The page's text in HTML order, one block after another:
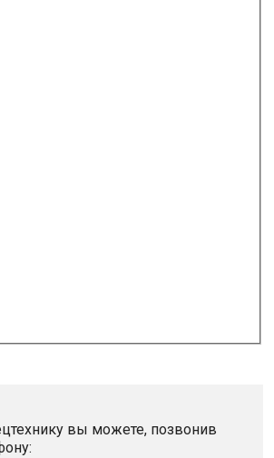
вы можете, позвонив